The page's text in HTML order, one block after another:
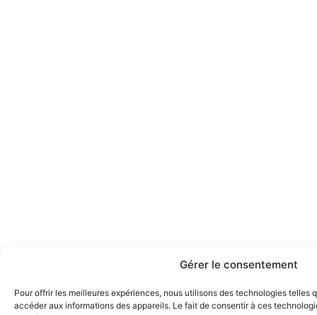
Gérer le consentement
Pour offrir les meilleures expériences, nous utilisons des technologies telles
accéder aux informations des appareils. Le fait de consentir à ces